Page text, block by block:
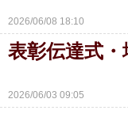
2026/06/08 18:10
表彰伝達式
2026/06/03 09:05